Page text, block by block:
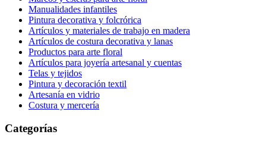
Manualidades infantiles
Pintura decorativa y folcrórica
Artículos y materiales de trabajo en madera
Artículos de costura decorativa y lanas
Productos para arte floral
Artículos para joyería artesanal y cuentas
Telas y tejidos
Pintura y decoración textil
Artesanía en vidrio
Costura y mercería
Categorías